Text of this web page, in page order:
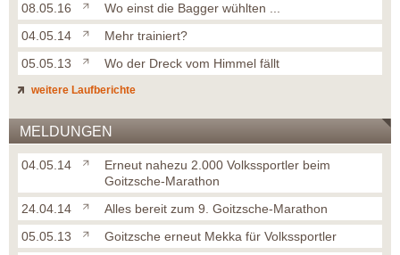
08.05.16
Wo einst die Bagger wühlten ...
04.05.14
Mehr trainiert?
05.05.13
Wo der Dreck vom Himmel fällt
weitere Laufberichte
MELDUNGEN
04.05.14
Erneut nahezu 2.000 Volkssportler beim
Goitzsche-Marathon
24.04.14
Alles bereit zum 9. Goitzsche-Marathon
05.05.13
Goitzsche erneut Mekka für Volkssportler